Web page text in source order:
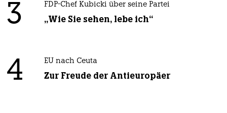
3 FDP-Chef Kubicki über seine Partei
„Wie Sie sehen, lebe ich“
4 EU nach Ceuta
Zur Freude der Antieuropäer